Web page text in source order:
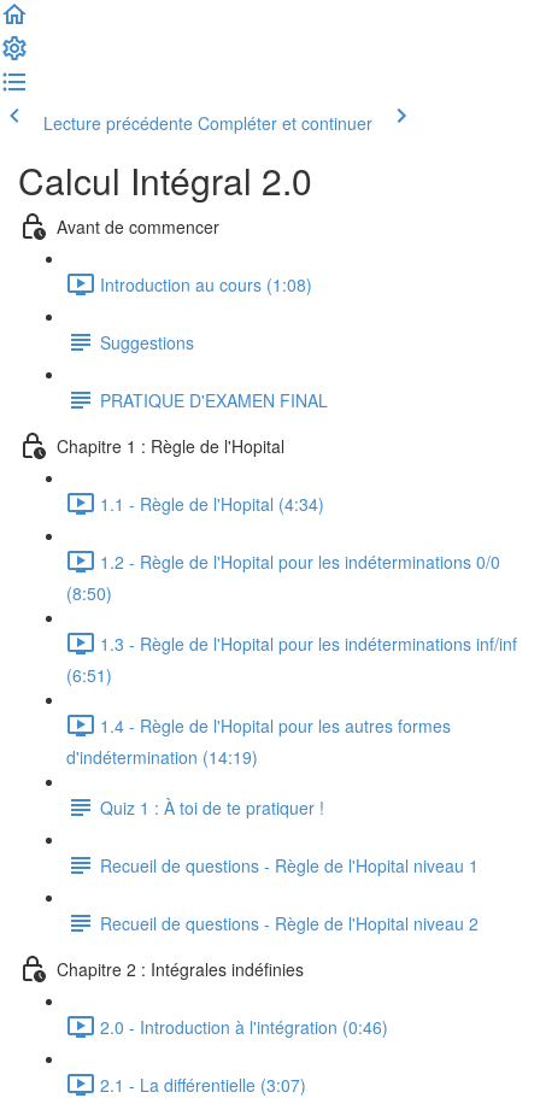
Lecture précédente Compléter et continuer
Calcul Intégral 2.0
Avant de commencer
Introduction au cours (1:08)
Suggestions
PRATIQUE D'EXAMEN FINAL
Chapitre 1 : Règle de l'Hopital
1.1 - Règle de l'Hopital (4:34)
1.2 - Règle de l'Hopital pour les indéterminations 0/0
(8:50)
1.3 - Règle de l'Hopital pour les indéterminations inf/inf
(6:51)
1.4 - Règle de l'Hopital pour les autres formes
d'indétermination (14:19)
Quiz 1 : À toi de te pratiquer !
Recueil de questions - Règle de l'Hopital niveau 1
Recueil de questions - Règle de l'Hopital niveau 2
Chapitre 2 : Intégrales indéfinies
2.0 - Introduction à l'intégration (0:46)
2.1 - La différentielle (3:07)